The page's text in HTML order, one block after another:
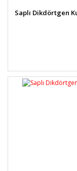
Saplı Dikdörtgen